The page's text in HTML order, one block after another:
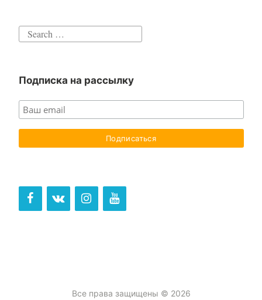
Search
Подписка на рассылку
Все права защищены © 2026